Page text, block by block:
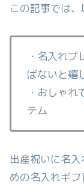
この記事では、
・名入れ
ばないと嬉
・おしゃ
テム
出産祝いに名
めの名入れギフ